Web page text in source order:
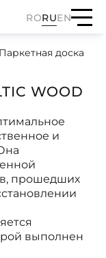
RORUEN
Паркетная доска
WOOD
и
прошедших
выполнен